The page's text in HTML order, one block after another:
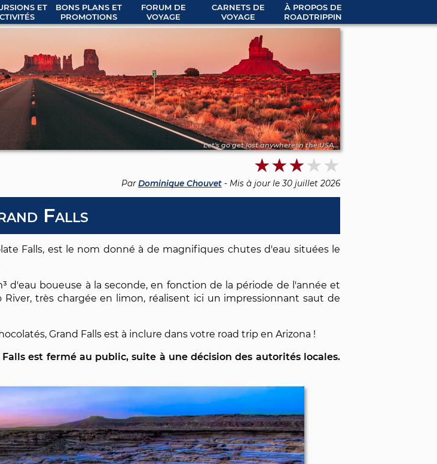
ET
BONS PLANS ET
PROMOTIONS
FORUM DE
VOYAGE
CARNETS DE
VOYAGE
À PROPOS DE
ROADTRIPPIN
Let's go get lost anywhere in the USA...
ParDominique Chouvet - Mis à jour le30 juillet 2026
Falls
Falls, est le nom donné à de magnifiques chutes d'eau situées le
d'eau boueuse à la seconde, en fonction de la période de l'année et
très chargée en limon, réalisent ici un impressionnant saut de
Grand Falls est à inclure dans votre road trip en Arizona !
est fermé au public, suite à une décision des autorités locales.